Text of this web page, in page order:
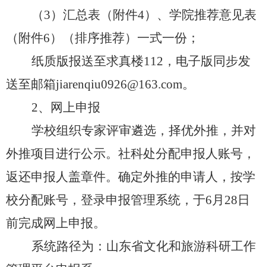
（3）汇总表（附件4）、学院推荐意见表
（附件6）（排序推荐）一式一份；
纸质版报送至求真楼112，电子版同步发
送至邮箱jiarenqiu0926@163.com。
2、网上申报
学校组织专家评审遴选，择优外推，并对
外推项目进行公示。 社科处分配申报人账号，
返还申报人盖章件。确定外推的申请人，按学
校分配账号，登录申报管理系统，于6月 28 日
前完成网上申报。
系统路径为：山东省文化和旅游科研工作